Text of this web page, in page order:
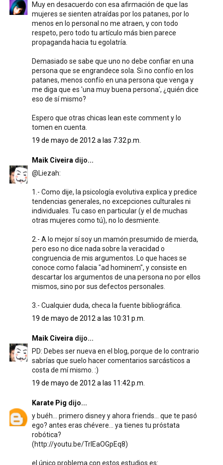
Muy en desacuerdo con esa afirmación de que las
mujeres se sienten atraídas por los patanes, por lo
menos en lo personal no me atraen, y con todo
respeto, pero todo tu artículo más bien parece
propaganda hacia tu egolatría.
Demasiado se sabe que uno no debe confiar en una
persona que se engrandece sola. Si no confío en los
patanes, menos confío en una persona que venga y
me diga que es 'una muy buena persona', ¿quién dice
eso de sí mismo?
Espero que otras chicas lean este comment y lo
tomen en cuenta.
19 de mayo de 2012 a las 7:32 p.m.
Maik Civeira dijo...
@Liezah:
1.- Como dije, la psicología evolutiva explica y predice
tendencias generales, no excepciones culturales ni
individuales. Tu caso en particular (y el de muchas
otras mujeres como tú), no lo desmiente.
2.- A lo mejor sí soy un mamón presumido de mierda,
pero eso no dice nada sobre la veracidad o
congruencia de mis argumentos. Lo que haces se
conoce como falacia "ad hominem", y consiste en
descartar los argumentos de una persona no por ellos
mismos, sino por sus defectos personales.
3.- Cualquier duda, checa la fuente bibliográfica.
19 de mayo de 2012 a las 10:31 p.m.
Maik Civeira dijo...
PD: Debes ser nueva en el blog, porque de lo contrario
sabrías que suelo hacer comentarios sarcásticos a
costa de mí mismo. :)
19 de mayo de 2012 a las 11:42 p.m.
Karate Pig dijo...
y buéh... primero disney y ahora friends... que te pasó
ego? antes eras chévere... ya tienes tu próstata
robótica?
(http://youtu.be/TrlEaOGpEq8)
el único problema con estos estudios es: